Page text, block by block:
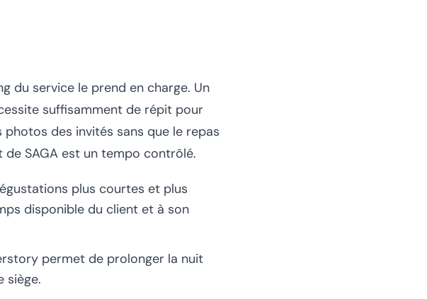
du service le prend en charge. Un
suffisamment de répit pour
des invités sans que le repas
SAGA est un tempo contrôlé.
plus courtes et plus
disponible du client et à son
permet de prolonger la nuit
siège.